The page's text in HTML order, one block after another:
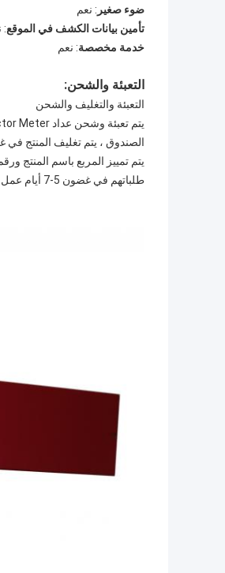
ضوء صغير : نعم
تأمين بيانات الكشف في الموقع:
خدمة مخصصة: نعم
التعبئة والشحن:
التعبئة والتغليف والشحن
الصندوق ، يتم تغليف المنتج
يتم تمييز المربع باسم المنتج
طلباتهم في غضون 5-7 أيام عمل.